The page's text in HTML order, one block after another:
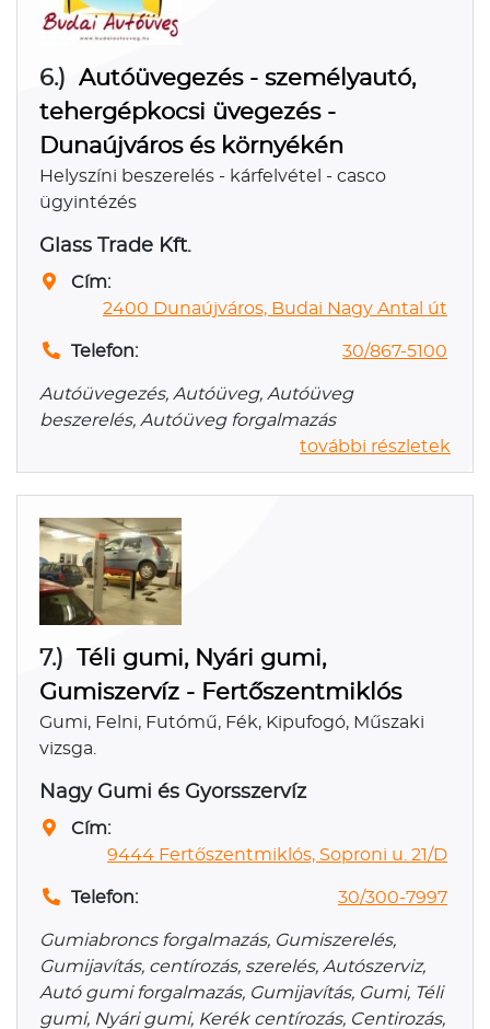
6.) Autóüvegezés - személyautó,
tehergépkocsi üvegezés -
Dunaújváros és környékén
Helyszíni beszerelés - kárfelvétel - casco
ügyintézés
Glass Trade Kft.
Cím:
2400 Dunaújváros, Budai Nagy Antal út
Telefon: 30/867-5100
Autóüvegezés, Autóüveg, Autóüveg
beszerelés, Autóüveg forgalmazás
további részletek
7.)
Téli gumi, Nyári gumi,
Gumiszervíz - Fertőszentmiklós
Gumi, Felni, Futómű, Fék, Kipufogó, Műszaki
vizsga.
Nagy Gumi és Gyorsszervíz
Cím:
9444 Fertőszentmiklós, Soproni u. 21/D
Telefon: 30/300-7997
Gumiabroncs forgalmazás, Gumiszerelés,
Gumijavítás, centírozás, szerelés, Autószerviz,
Autó gumi forgalmazás, Gumijavítás, Gumi, Téli
gumi, Nyári gumi, Kerék centírozás, Centirozás,